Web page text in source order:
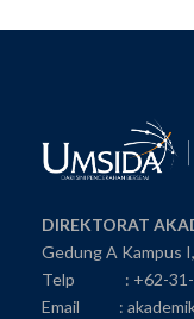
DIREKTORAT
Gedung A Kampus
Telp : +62-31-
Email :